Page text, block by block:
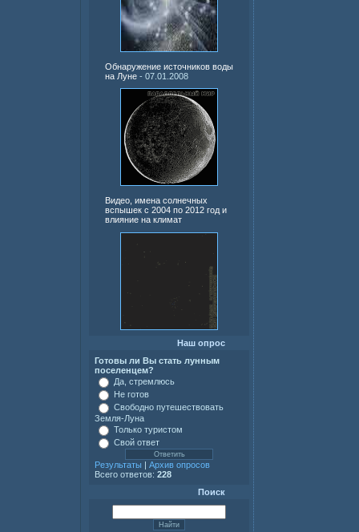
Обнаружение источников воды
на Луне - 07.01.2008
Видео, имена солнечных
вспышек с 2004 по 2012 год и
влияние на климат
Наш опрос
Готовы ли Вы стать лунным
поселенцем?
Да, стремлюсь
Не готов
Свободно путешествовать
Земля-Луна
Только туристом
Свой ответ
Результаты | Архив опросов
Всего ответов: 228
Поиск